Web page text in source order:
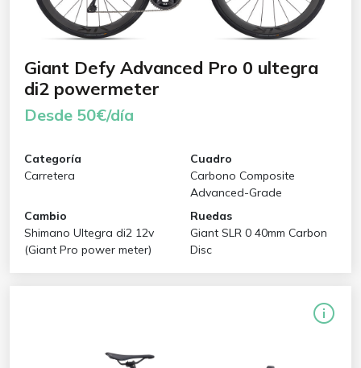
Giant Defy Advanced Pro 0 ultegra
di2 powermeter
Desde 50€/día
Categoría
Carretera
Cuadro
Carbono Composite
Advanced-Grade
Cambio
Shimano Ultegra di2 12v
(Giant Pro power meter)
Ruedas
Giant SLR 0 40mm Carbon
Disc